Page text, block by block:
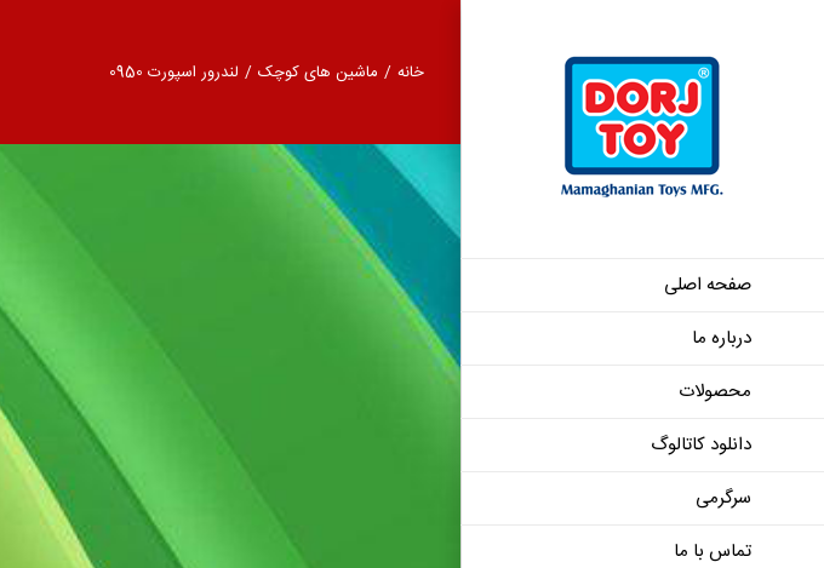
صفحه اصلی
درباره ما
محصولات
دانلود کاتالوگ
سرگرمی
تماس با ما
خانه / ماشین های کوچک / لندرور اسپورت 0950
لندرور اسپورت 0950